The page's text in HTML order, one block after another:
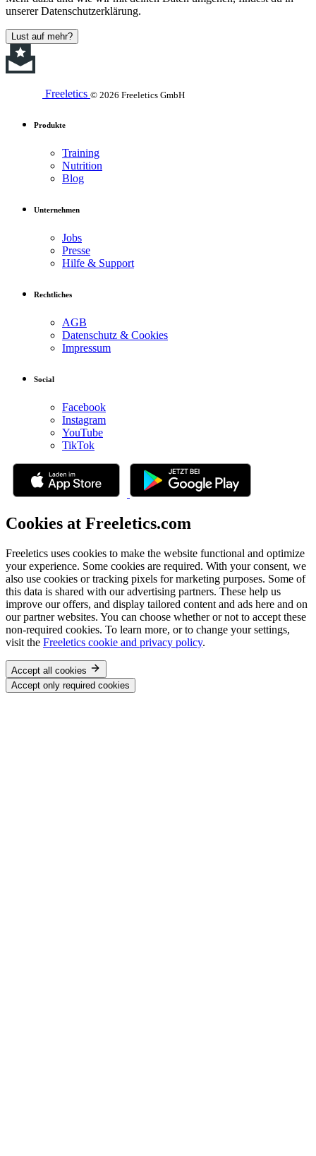
unserer Datenschutzerklärung.
Lust auf mehr?
Freeletics © 2026 Freeletics GmbH
Produkte
Training
Nutrition
Blog
Unternehmen
Jobs
Presse
Hilfe & Support
Rechtliches
AGB
Datenschutz & Cookies
Impressum
Social
Facebook
Instagram
YouTube
TikTok
Cookies at Freeletics.com
Freeletics uses cookies to make the website functional and optimize
your experience. Some cookies are required. With your consent, we
also use cookies or tracking pixels for marketing purposes. Some of
this data is shared with our advertising partners. These help us
improve our offers, and display tailored content and ads here and on
our partner websites. You can choose whether or not to accept these
non-required cookies. To learn more, or to change your settings,
visit the Freeletics cookie and privacy policy.
Accept all cookies
Accept only required cookies